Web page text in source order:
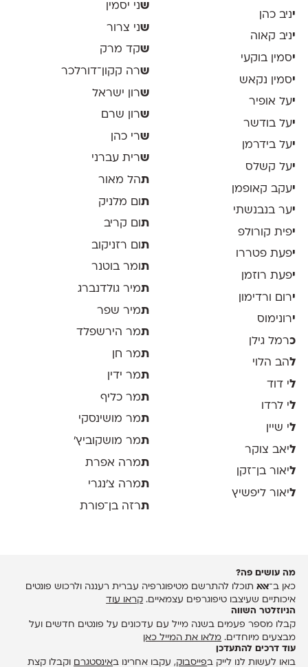
יניב כהן
יניב קאוה
יסמין בוקעי
יסמין נקאש
יעל אופיר
יעל בודשר
יעל בידרמן
יעל קשלס
יעקב קאופמן
יער בנבנשתי
יפית קורולפ
יפעת פטררו
יפעת רוזמן
ירום ורדימון
ירונימוס
כרמל גילן
להב הלוי
לי דוד
לי לרדו
לי שיין
ליאב צוקר
ליאור בן־זקן
ליאור ליפשיץ
שני יסמין
שני צרור
שקד מרק
שרה קקון־דורלכר
שרון ישראל
שרון שרם
שרי כהן
שרית עברני
תהל מאור
תום מלניק
ת ום קריב
ת ום רזניקוב
תומר בוטנר
תמיר גולדנברג
תמיר שפר
תמר הירשפלד
תמר חן
תמר ידין
תמר כליף
תמר מושינסקי
תמר מושקוביץ'
תמרה אפרת
תמרה צ׳נגרי
תרזה בן־פורת
מה עושים פה?
כאן ב־אאאתוכלו להתרשם מטיפוגרפיה עברית רעננה ולרכוש פונטים
איכותיים שעיצבו טיפוגרפים עצמאיים. קראו עוד
הניוזלטר השווה
קבלו מספר פעמים בשנה מייל עם עדכונים על פונטים חדשים ועל
מבצעים מיוחדים. מלאו את המייל כאן
עוד דרכים להתעדכן
בואו לעשות לנו לייק בפייסבוק, עקבו אחרינו באינסטגרם וקבלו קצת